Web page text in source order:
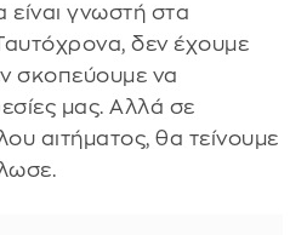
γνωστή στα
δεν έχουμε
σκοπεύουμε να
μας. Αλλά σε
αιτήματος, θα τείνουμε